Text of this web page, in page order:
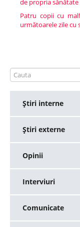
de propria sănătate
Patru copii cu
următoarele zile cu
Ştiri interne
Ştiri externe
Opinii
Interviuri
Comunicate